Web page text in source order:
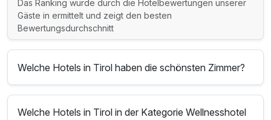
Das Ranking wurde durch die Hotelbewertungen unserer
Gäste in ermittelt und zeigt den besten
Bewertungsdurchschnitt
Welche Hotels in Tirol haben die schönsten Zimmer?
Welche Hotels in Tirol in der Kategorie Wellnesshotel